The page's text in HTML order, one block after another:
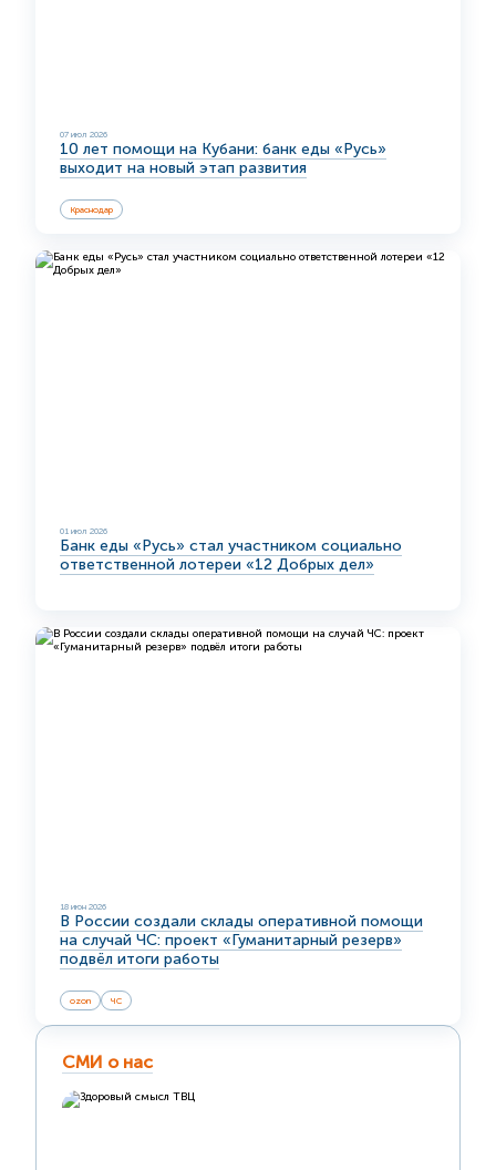
07 июл 2026
10 лет помощи на Кубани: банк еды «Русь»
выходит на новый этап развития
Краснодар
01 июл 2026
Банк еды «Русь» стал участником социально
ответственной лотереи «12 Добрых дел»
18 июн 2026
В России создали склады оперативной помощи
на случай ЧС: проект «Гуманитарный резерв»
подвёл итоги работы
ozon ЧС
СМИ о нас